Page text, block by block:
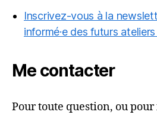
Inscrivez-vous à la
informé·e des futurs
Me contacter
Pour toute question, ou